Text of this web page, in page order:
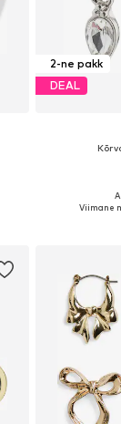
2-ne pakk
DEAL
Viimane